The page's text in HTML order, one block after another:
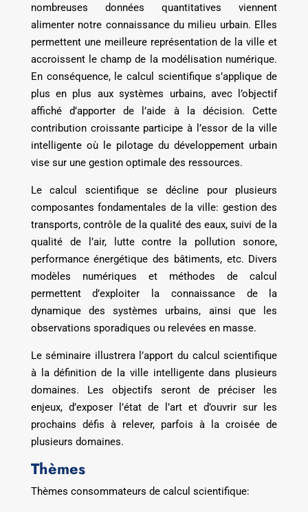
nombreuses données quantitatives viennent
alimenter notre connaissance du milieu urbain. Elles
permettent une meilleure représentation de la ville et
accroissent le champ de la modélisation numérique.
En conséquence, le calcul scientifique s’applique de
plus en plus aux systèmes urbains, avec l’objectif
affiché d’apporter de l’aide à la décision. Cette
contribution croissante participe à l’essor de la ville
intelligente où le pilotage du développement urbain
vise sur une gestion optimale des ressources.
Le calcul scientifique se décline pour plusieurs
composantes fondamentales de la ville: gestion des
transports, contrôle de la qualité des eaux, suivi de la
qualité de l’air, lutte contre la pollution sonore,
performance énergétique des bâtiments, etc. Divers
modèles numériques et méthodes de calcul
permettent d’exploiter la connaissance de la
dynamique des systèmes urbains, ainsi que les
observations sporadiques ou relevées en masse.
Le séminaire illustrera l’apport du calcul scientifique
à la définition de la ville intelligente dans plusieurs
domaines. Les objectifs seront de préciser les
enjeux, d’exposer l’état de l’art et d’ouvrir sur les
prochains défis à relever, parfois à la croisée de
plusieurs domaines.
Thèmes
Thèmes consommateurs de calcul scientifique: